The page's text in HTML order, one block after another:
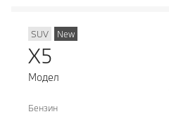
SUV New
X5
Модел
Бензин